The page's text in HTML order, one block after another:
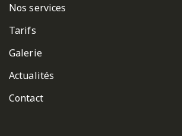
Nos services
Tarifs
Galerie
Actualités
Contact